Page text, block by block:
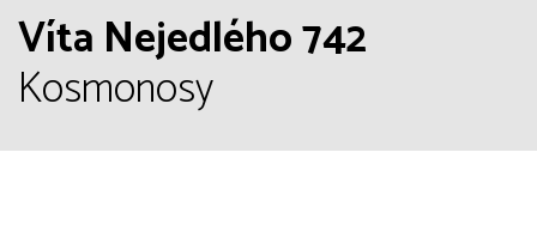
Víta Nejedlého 742
Kosmonosy